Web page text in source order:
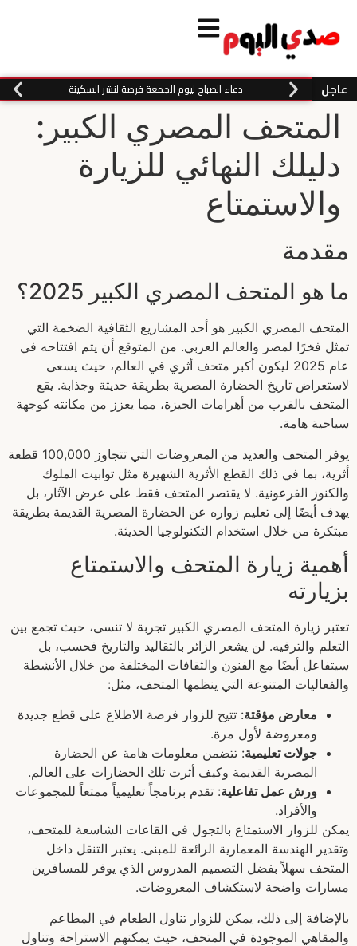
عاجل دعاء الصباح ليوم الجمعة فرصة لنشر السكينة
المتحف المصري الكبير:
دليلك النهائي للزيارة
والاستمتاع
مقدمة
ما هو المتحف المصري الكبير 2025؟
المتحف المصري الكبير هو أحد المشاريع الثقافية الضخمة التي
تمثل فخرًا لمصر والعالم العربي. من المتوقع أن يتم افتتاحه في
عام 2025 ليكون أكبر متحف أثري في العالم، حيث يسعى
لاستعراض تاريخ الحضارة المصرية بطريقة حديثة وجذابة. يقع
المتحف بالقرب من أهرامات الجيزة، مما يعزز من مكانته كوجهة
سياحية هامة.
يوفر المتحف والعديد من المعروضات التي تتجاوز 100,000 قطعة
أثرية، بما في ذلك القطع الأثرية الشهيرة مثل توابيت الملوك
والكنوز الفرعونية. لا يقتصر المتحف فقط على عرض الآثار، بل
يهدف أيضًا إلى تعليم زواره عن الحضارة المصرية القديمة بطريقة
مبتكرة من خلال استخدام التكنولوجيا الحديثة.
أهمية زيارة المتحف والاستمتاع
بزيارته
تعتبر زيارة المتحف المصري الكبير تجربة لا تنسى، حيث تجمع بين
التعلم والترفيه. لن يشعر الزائر بالتقاليد والتاريخ فحسب، بل
سيتفاعل أيضًا مع الفنون والثقافات المختلفة من خلال الأنشطة
والفعاليات المتنوعة التي ينظمها المتحف، مثل:
معارض مؤقتة: تتيح للزوار فرصة الاطلاع على قطع جديدة
ومعروضة لأول مرة.
جولات تعليمية: تتضمن معلومات هامة عن الحضارة
المصرية القديمة وكيف أثرت تلك الحضارات على العالم.
ورش عمل تفاعلية: تقدم برنامجاً تعليمياً ممتعاً للمجموعات
والأفراد.
يمكن للزوار الاستمتاع بالتجول في القاعات الشاسعة للمتحف،
وتقدير الهندسة المعمارية الرائعة للمبنى. يعتبر التنقل داخل
المتحف سهلاً بفضل التصميم المدروس الذي يوفر للمسافرين
مسارات واضحة لاستكشاف المعروضات.
بالإضافة إلى ذلك، يمكن للزوار تناول الطعام في المطاعم
والمقاهي الموجودة في المتحف، حيث يمكنهم الاستراحة وتناول